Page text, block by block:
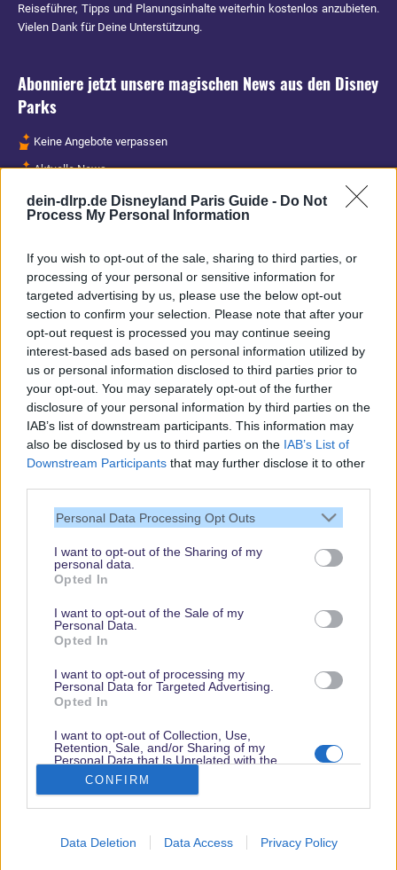
dein-dlrp.de Disneyland Paris Guide - Do Not
Process My Personal Information
If you wish to opt-out of the sale, sharing to third parties, or
processing of your personal or sensitive information for
targeted advertising by us, please use the below opt-out
section to confirm your selection. Please note that after your
opt-out request is processed you may continue seeing
interest-based ads based on personal information utilized by
us or personal information disclosed to third parties prior to
your opt-out. You may separately opt-out of the further
disclosure of your personal information by third parties on the
IAB’s list of downstream participants. This information may
also be disclosed by us to third parties on the IAB’s List of
Downstream Participants that may further disclose it to other
Personal Data Processing Opt Outs
I want to opt-out of the Sharing of my
personal data.
Opted In
I want to opt-out of the Sale of my
Personal Data.
Opted In
I want to opt-out of processing my
Personal Data for Targeted Advertising.
Opted In
I want to opt-out of Collection, Use,
Retention, Sale, and/or Sharing of my
Personal Data that Is Unrelated with the
Purposes for which it was collected.
Opted Out
CONFIRM
Data Deletion Data Access Privacy Policy
Reiseführer, Tipps und Planungsinhalte weiterhin kostenlos anzubieten.
Vielen Dank für Deine Unterstützung.
Abonniere jetzt unsere magischen News aus den Disney
Parks
Keine Angebote verpassen
Aktuelle News
Spannende Lesetipps
Gratis und jederzeit kündbar
Vielen Dank,
dass Du unsere
Schau regelmäßig
Disneyland Paris & Walt Disney World und ist unabhängig von "The Walt
Disney Company", "EuroDisney S.C.A." oder deren Tochter- sowie
Partnerunternehmen.
* Affiliate-Links, ** Ausgewählte Anreisedaten, Hotels und Zimmerkategorien. Es
Impressum|Datenschutzerklärung